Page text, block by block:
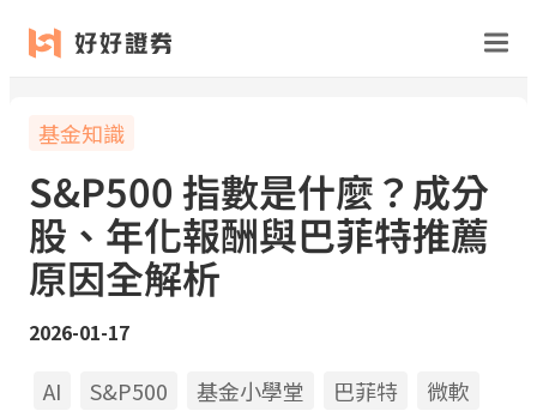
基金知識
S&P500 指數是什麼？成分
股、年化報酬與巴菲特推薦
原因全解析
2026-01-17
AI S&P500 基金小學堂 巴菲特
微軟